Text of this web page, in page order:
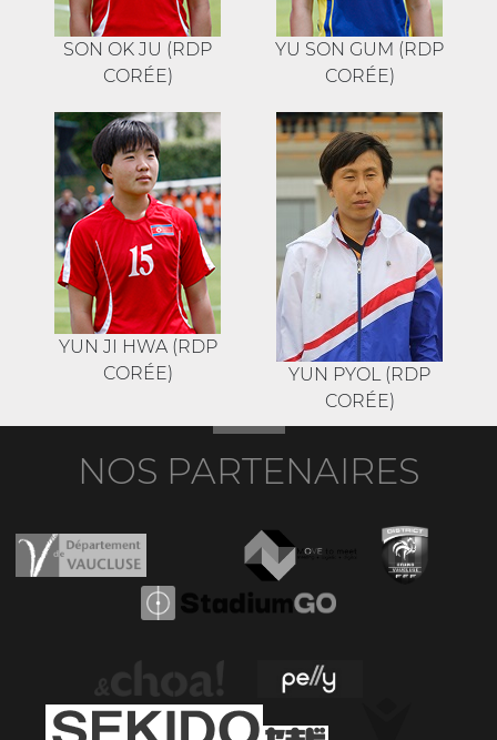
SON OK JU (RDP
CORÉE)
YU SON GUM (RDP
CORÉE)
YUN JI HWA (RDP
CORÉE)
YUN PYOL (RDP
CORÉE)
NOS PARTENAIRES